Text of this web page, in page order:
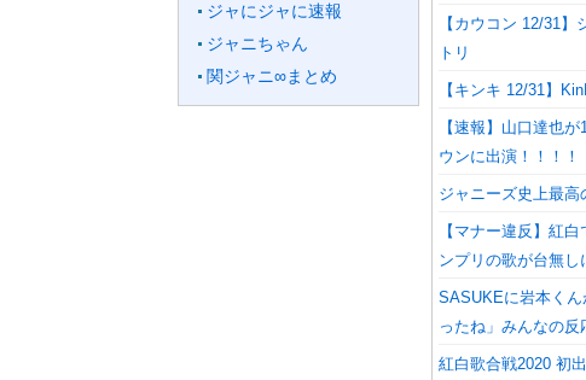
ジャにジャに速報
ジャニちゃん
関ジャニ∞まとめ
【カウコン 12/31
トリ
【キンキ 12/31】
【速報】山口達也
ウンに出演！！！！
ジャニーズ史上最高
【マナー違反】紅
ンプリの歌が台無し
SASUKEに岩本く
ったね」みんなの反
紅白歌合戦2020 初